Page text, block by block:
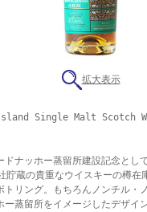
拡大表示
Single Malt Scotch
ドナッホー蒸留所建設記念とし
貯蔵の貴重なウイスキーの樽
トリング。もちろんノンチル・
ー蒸留所をイメージしたデザイ